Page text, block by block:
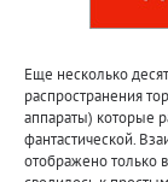
Еще несколько
распространения
аппараты) которые
фантастической.
отображено только